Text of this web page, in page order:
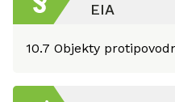
EIA
10.7 Objekty